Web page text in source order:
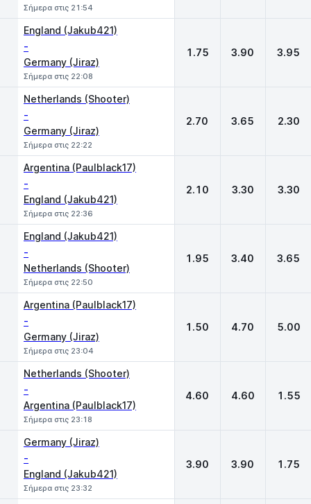
Σήμερα στις 21:54
England (Jakub421)
-
Germany (Jiraz)
Σήμερα στις 22:08
1.75 3.90 3.95
Netherlands (Shooter)
-
Germany (Jiraz)
Σήμερα στις 22:22
2.70 3.65 2.30
Argentina (Paulblack17)
-
England (Jakub421)
Σήμερα στις 22:36
2.10 3.30 3.30
England (Jakub421)
-
Netherlands (Shooter)
Σήμερα στις 22:50
1.95 3.40 3.65
Argentina (Paulblack17)
-
Germany (Jiraz)
Σήμερα στις 23:04
1.50 4.70 5.00
Netherlands (Shooter)
-
Argentina (Paulblack17)
Σήμερα στις 23:18
4.60 4.60 1.55
Germany (Jiraz)
-
England (Jakub421)
Σήμερα στις 23:32
3.90 3.90 1.75